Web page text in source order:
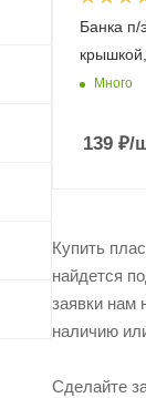
Банка п/
Много
139 ₽/
Купить
найдется
заявки нам
наличию
Сделайте